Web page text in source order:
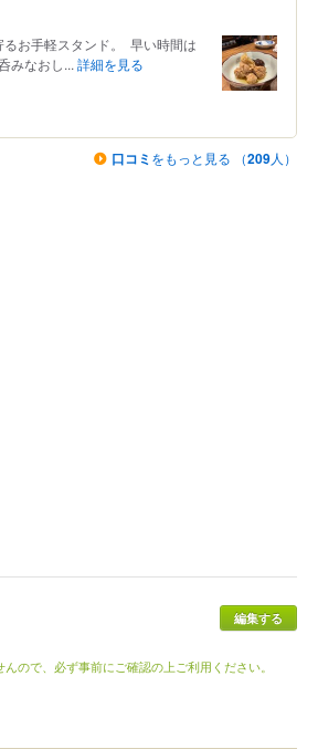
お手軽スタンド。 ⁡ 早い時間は
みなおし... 詳細を見る
口コミ をもっと見る （209人）
ので、必ず事前にご確認の上ご利用ください。